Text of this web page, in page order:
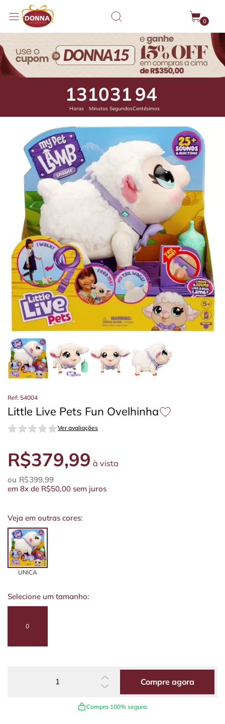
0
13
Horas
10
Minutos
31
Segundos
46
Centésimos
Ref: 54004
Little Live Pets Fun Ovelhinha
Ver avaliações
R$379,99 à vista
R$399,99
em 8x de R$50,00 sem juros
Veja em outras cores:
UNICA
Selecione um tamanho:
0
Compre agora
Compra 100% segura.